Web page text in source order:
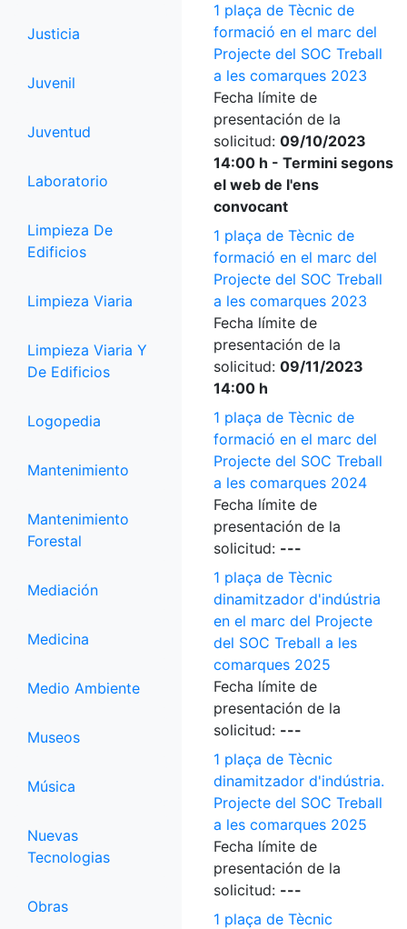
Justicia
Juvenil
Juventud
Laboratorio
Limpieza De
Edificios
Limpieza Viaria
Limpieza Viaria Y
De Edificios
Logopedia
Mantenimiento
Mantenimiento
Forestal
Mediación
Medicina
Medio Ambiente
Museos
Música
Nuevas
Tecnologias
Obras
1 plaça de Tècnic de
formació en el marc del
Projecte del SOC Treball
a les comarques 2023
Fecha límite de
presentación de la
solicitud: 09/10/2023
14:00 h - Termini segons
el web de l'ens
convocant
1 plaça de Tècnic de
formació en el marc del
Projecte del SOC Treball
a les comarques 2023
Fecha límite de
presentación de la
solicitud: 09/11/2023
14:00 h
1 plaça de Tècnic de
formació en el marc del
Projecte del SOC Treball
a les comarques 2024
Fecha límite de
presentación de la
solicitud: ---
1 plaça de Tècnic
dinamitzador d'indústria
en el marc del Projecte
del SOC Treball a les
comarques 2025
Fecha límite de
presentación de la
solicitud: ---
1 plaça de Tècnic
dinamitzador d'indústria.
Projecte del SOC Treball
a les comarques 2025
Fecha límite de
presentación de la
solicitud: ---
1 plaça de Tècnic